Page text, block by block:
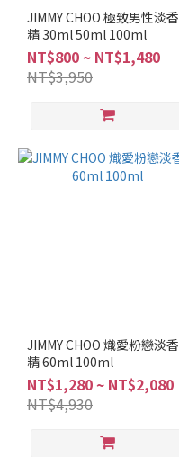
調
辛
辣
調
洋
方
調
(2)
麝
JIMMY CHOO 極致男性淡香
精 30ml 50ml 100ml
NT$800 ~ NT$1,480
NT$3,950
JIMMY CHOO 熾愛粉戀淡香
精 60ml 100ml
NT$1,280 ~ NT$2,080
NT$4,930